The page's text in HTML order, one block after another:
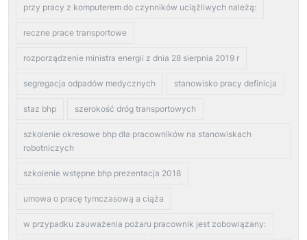
przy pracy z komputerem do czynników uciążliwych należą:
reczne prace transportowe
rozporządzenie ministra energii z dnia 28 sierpnia 2019 r
segregacja odpadów medycznych stanowisko pracy definicja
staz bhp szerokość dróg transportowych
szkolenie okresowe bhp dla pracowników na stanowiskach
robotniczych
szkolenie wstępne bhp prezentacja 2018
umowa o pracę tymczasową a ciąża
w przypadku zauważenia pożaru pracownik jest zobowiązany: